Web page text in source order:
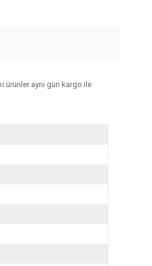
ürünler aynı gün kargo ile